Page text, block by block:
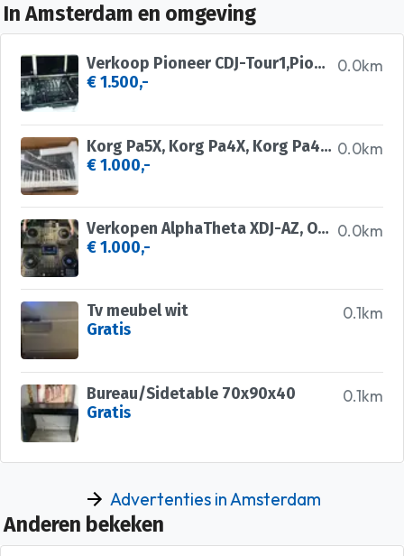
In Amsterdam en omgeving
0.0km
Verkoop Pioneer CDJ-Tour1,Pioneer DJM-Tour1, Pioneer DDJ RZX
€ 1.500,-
0.0km
Korg Pa5X, Korg Pa4X, Korg Pa4X MG2 Edition, Korg Pa1000 MG
€ 1.000,-
0.0km
Verkopen AlphaTheta XDJ-AZ, OMNIS-DUO, AlphaTheta DDJ-GRV6
€ 1.000,-
0.1km
Tv meubel wit
Gratis
0.1km
Bureau/Sidetable 70x90x40
Gratis
Advertenties in Amsterdam
Anderen bekeken